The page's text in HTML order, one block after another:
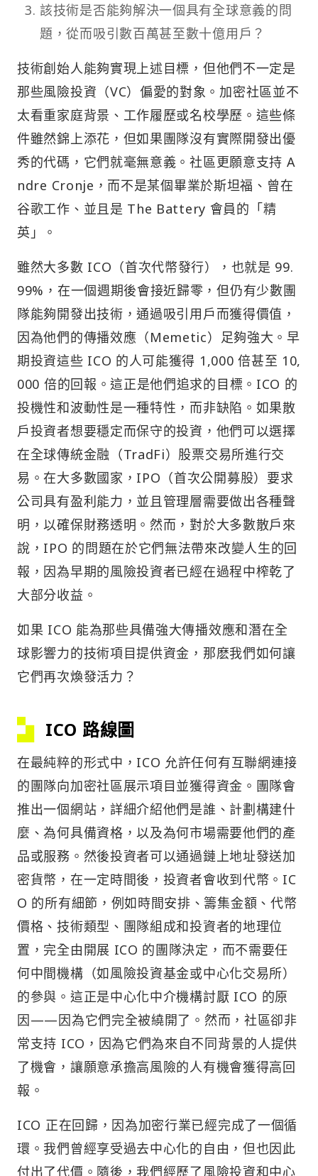
該技術是否能夠解決一個具有全球意義的問
題，從而吸引數百萬甚至數十億用戶？
技術創始人能夠實現上述目標，但他們不一定是
那些風險投資（VC）偏愛的對象。加密社區並不
太看重家庭背景、工作履歷或名校學歷。這些條
件雖然錦上添花，但如果團隊沒有實際開發出優
秀的代碼，它們就毫無意義。社區更願意支持 A
ndre Cronje，而不是某個畢業於斯坦福、曾在
谷歌工作、並且是 The Battery 會員的「精
英」。
雖然大多數 ICO（首次代幣發行），也就是 99.
99%，在一個週期後會接近歸零，但仍有少數團
隊能夠開發出技術，通過吸引用戶而獲得價值，
因為他們的傳播效應（Memetic）足夠強大。早
期投資這些 ICO 的人可能獲得 1,000 倍甚至 10,
000 倍的回報。這正是他們追求的目標。ICO 的
投機性和波動性是一種特性，而非缺陷。如果散
戶投資者想要穩定而保守的投資，他們可以選擇
在全球傳統金融（TradFi）股票交易所進行交
易。在大多數國家，IPO（首次公開募股）要求
公司具有盈利能力，並且管理層需要做出各種聲
明，以確保財務透明。然而，對於大多數散戶來
說，IPO 的問題在於它們無法帶來改變人生的回
報，因為早期的風險投資者已經在過程中榨乾了
大部分收益。
如果 ICO 能為那些具備強大傳播效應和潛在全
球影響力的技術項目提供資金，那麽我們如何讓
它們再次煥發活力？
ICO 路線圖
在最純粹的形式中，ICO 允許任何有互聯網連接
的團隊向加密社區展示項目並獲得資金。團隊會
推出一個網站，詳細介紹他們是誰、計劃構建什
麼、為何具備資格，以及為何市場需要他們的產
品或服務。然後投資者可以通過鏈上地址發送加
密貨幣，在一定時間後，投資者會收到代幣。IC
O 的所有細節，例如時間安排、籌集金額、代幣
價格、技術類型、團隊組成和投資者的地理位
置，完全由開展 ICO 的團隊決定，而不需要任
何中間機構（如風險投資基金或中心化交易所）
的參與。這正是中心化中介機構討厭 ICO 的原
因——因為它們完全被繞開了。然而，社區卻非
常支持 ICO，因為它們為來自不同背景的人提供
了機會，讓願意承擔高風險的人有機會獲得高回
報。
ICO 正在回歸，因為加密行業已經完成了一個循
環。我們曾經享受過去中心化的自由，但也因此
付出了代價。隨後，我們經歷了風險投資和中心